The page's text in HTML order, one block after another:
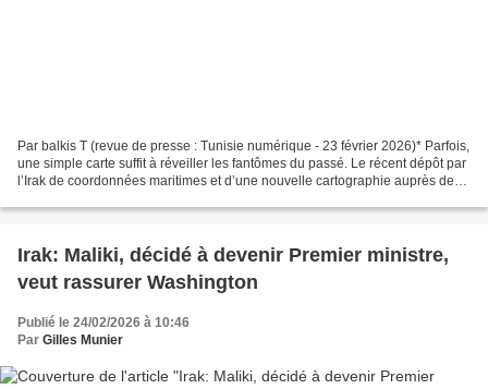
Par balkis T (revue de presse : Tunisie numérique - 23 février 2026)* Parfois,
une simple carte suffit à réveiller les fantômes du passé. Le récent dépôt par
l’Irak de coordonnées maritimes et d’une nouvelle cartographie auprès des
Irak: Maliki, décidé à devenir Premier ministre,
veut rassurer Washington
Publié le 24/02/2026 à 10:46
Par Gilles Munier